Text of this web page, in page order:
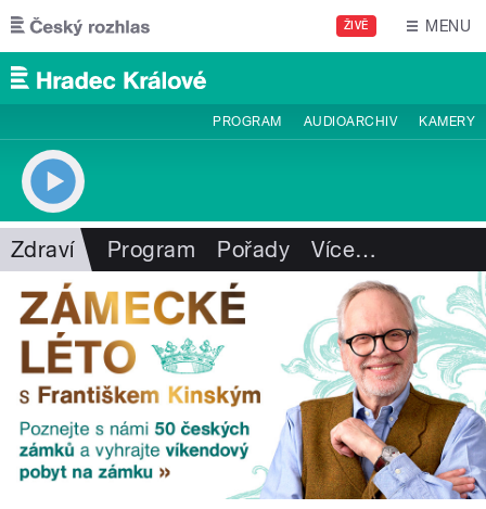
Přejít k hlavnímu obsahu
ŽIVĚ MENU
PROGRAM AUDIOARCHIV KAMERY
Zdraví Program Pořady Více…